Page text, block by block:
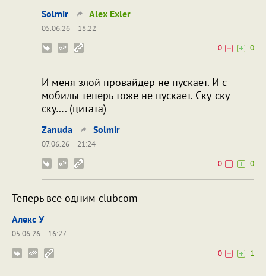
Solmir Alex Exler
05.06.26
18:22
0
0
И меня злой провайдер не пускает. И с
мобилы теперь тоже не пускает. Ску-ску-
ску…. (цитата)
Zanuda Solmir
07.06.26
21:24
0
0
Теперь всё одним clubcom
Алекс У
05.06.26
16:27
0
1